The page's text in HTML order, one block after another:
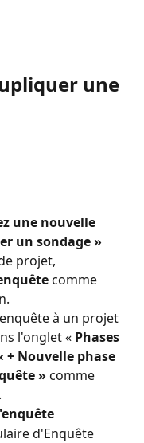
une
une nouvelle
un sondage »
projet,
comme
à un projet
l'onglet « Phases
+ Nouvelle phase
» comme
d'Enquête